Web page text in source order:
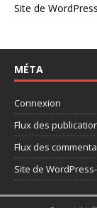
Site de
MÉTA
Connexion
Flux des
Flux des
Site de WordPress-